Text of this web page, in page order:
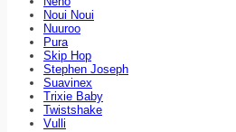
Noui Noui
Nuuroo
Pura
Skip Hop
Stephen Joseph
Suavinex
Trixie Baby
Twistshake
Vulli